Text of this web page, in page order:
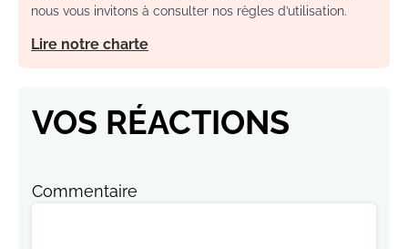
nous vous invitons à consulter nos règles d’utilisation.
Lire notre charte
VOS RÉACTIONS
Commentaire